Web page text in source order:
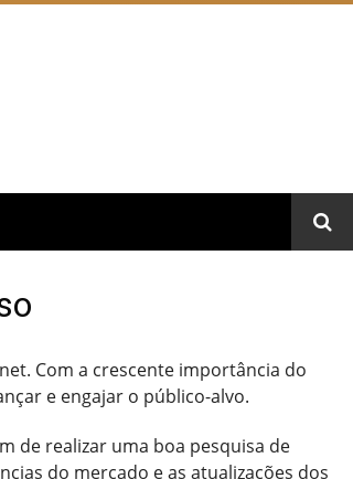
Com a crescente importância do
e engajar o público-alvo.
de realizar uma boa pesquisa de
do mercado e as atualizações dos